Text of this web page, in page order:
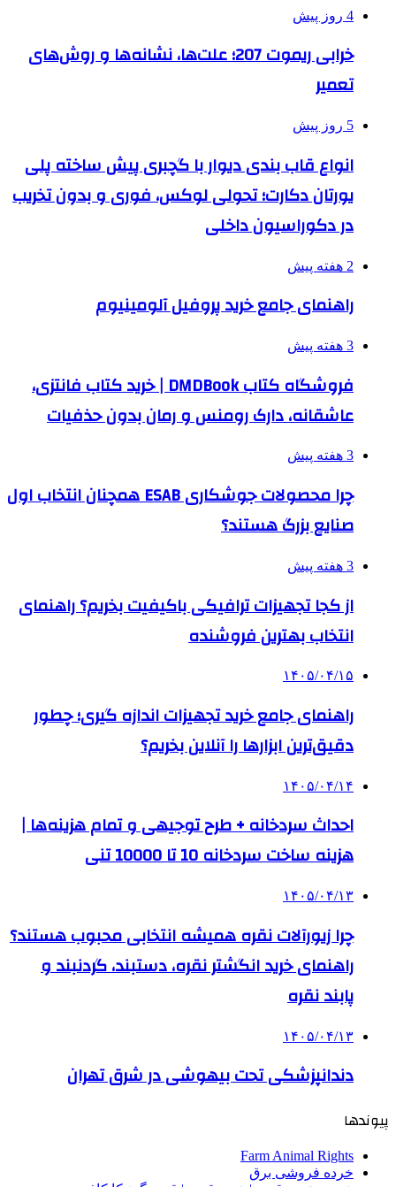
4 روز پیش
خرابی ریموت 207؛ علت‌ها، نشانه‌ها و روش‌های
تعمیر
5 روز پیش
انواع قاب بندی دیوار با گچبری پیش ساخته پلی
یورتان دکارت؛ تحولی لوکس، فوری و بدون تخریب
در دکوراسیون داخلی
2 هفته پیش
راهنمای جامع خرید پروفیل آلومینیوم
3 هفته پیش
فروشگاه کتاب DMDBook | خرید کتاب فانتزی،
عاشقانه، دارک رومنس و رمان بدون حذفیات
3 هفته پیش
چرا محصولات جوشکاری ESAB همچنان انتخاب اول
صنایع بزرگ هستند؟
3 هفته پیش
از کجا تجهیزات ترافیکی باکیفیت بخریم؟ راهنمای
انتخاب بهترین فروشنده
۱۴۰۵/۰۴/۱۵
راهنمای جامع خرید تجهیزات اندازه گیری؛ چطور
دقیق‌ترین ابزارها را آنلاین بخریم؟
۱۴۰۵/۰۴/۱۴
احداث سردخانه + طرح توجیهی و تمام هزینه‌ها |
هزینه ساخت سردخانه 10 تا 10000 تنی
۱۴۰۵/۰۴/۱۳
چرا زیورآلات نقره همیشه انتخابی محبوب هستند؟
راهنمای خرید انگشتر نقره، دستبند، گردنبند و
پابند نقره
۱۴۰۵/۰۴/۱۳
دندانپزشکی تحت بیهوشی در شرق تهران
پیوندها
Farm Animal Rights
خرده فروشی برق